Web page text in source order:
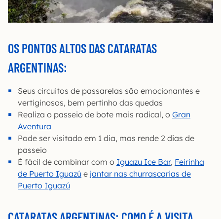
OS PONTOS ALTOS DAS CATARATAS
ARGENTINAS:
Seus circuitos de passarelas são emocionantes e
vertiginosos, bem pertinho das quedas
Realiza o passeio de bote mais radical, o Gran
Aventura
Pode ser visitado em 1 dia, mas rende 2 dias de
passeio
É fácil de combinar com o Iguazu Ice Bar, Feirinha
de Puerto Iguazú e jantar nas churrascarias de
Puerto Iguazú